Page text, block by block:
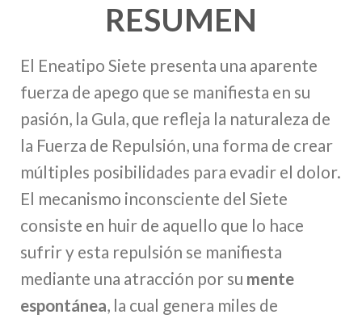
RESUMEN
El Eneatipo Siete presenta una aparente
fuerza de apego que se manifiesta en su
pasión, la Gula, que refleja la naturaleza de
la Fuerza de Repulsión, una forma de crear
múltiples posibilidades para evadir el dolor.
El mecanismo inconsciente del Siete
consiste en huir de aquello que lo hace
sufrir y esta repulsión se manifiesta
mediante una atracción por su mente
espontánea, la cual genera miles de